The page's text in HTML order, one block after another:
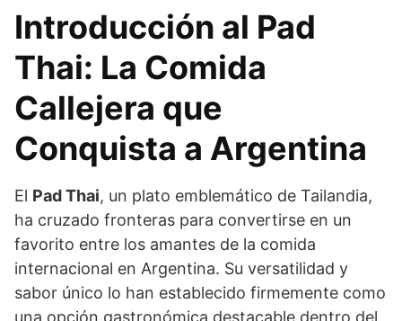
Introducción al Pad
Thai: La Comida
Callejera que
Conquista a Argentina
El Pad Thai, un plato emblemático de Tailandia,
ha cruzado fronteras para convertirse en un
favorito entre los amantes de la comida
internacional en Argentina. Su versatilidad y
sabor único lo han establecido firmemente como
una opción gastronómica destacable dentro del